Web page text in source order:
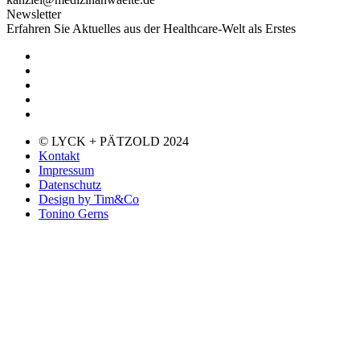
Newsletter
Erfahren Sie Aktuelles aus der Healthcare-Welt als Erstes
© LYCK + PÄTZOLD 2024
Kontakt
Impressum
Datenschutz
Design by Tim&Co
Tonino Gerns